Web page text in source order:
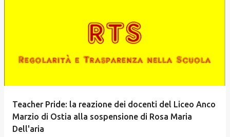
Teacher Pride: la reazione dei docenti del Liceo Anco
Marzio di Ostia alla sospensione di Rosa Maria
Dell'aria